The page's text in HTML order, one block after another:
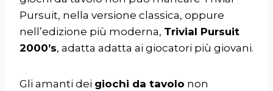
Pursuit, nella versione classica, oppure
nell’edizione più moderna, Trivial Pursuit
2000’s, adatta adatta ai giocatori più giovani.
Gli amanti dei giochi da tavolo non